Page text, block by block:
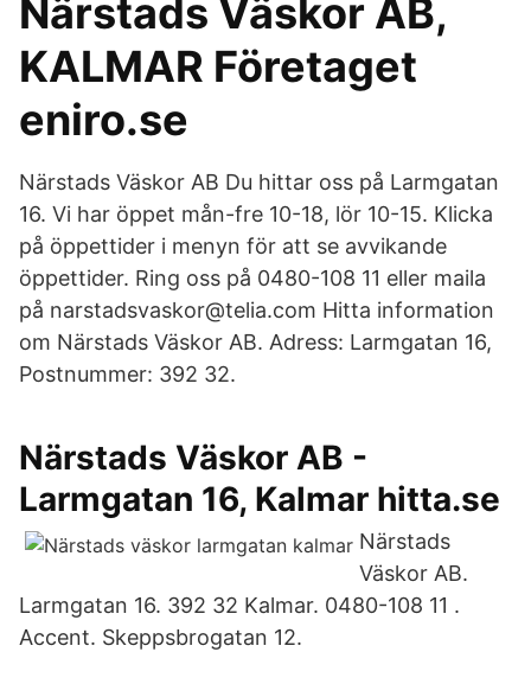
Närstads Väskor AB,
KALMAR Företaget
eniro.se
Närstads Väskor AB Du hittar oss på Larmgatan
16. Vi har öppet mån-fre 10-18, lör 10-15. Klicka
på öppettider i menyn för att se avvikande
öppettider. Ring oss på 0480-108 11 eller maila
på narstadsvaskor@telia.com Hitta information
om Närstads Väskor AB. Adress: Larmgatan 16,
Postnummer: 392 32.
Närstads Väskor AB -
Larmgatan 16, Kalmar hitta.se
Närstads
Väskor AB.
Larmgatan 16. 392 32 Kalmar. 0480-108 11 .
Accent. Skeppsbrogatan 12.